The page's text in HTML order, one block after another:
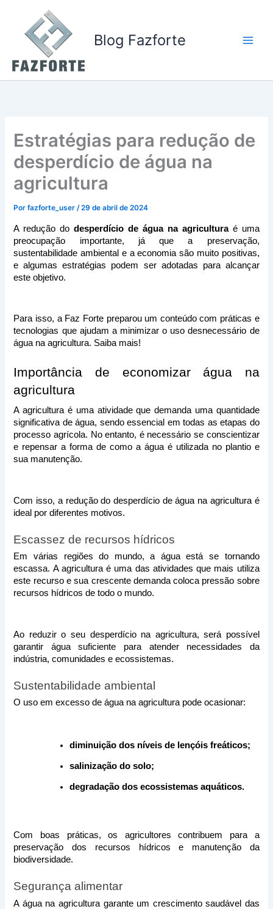
conteúdo
Blog Fazforte
Estratégias para redução de
desperdício de água na
agricultura
Porfazforte_user/29 de abril de 2024
A redução do desperdício de água na agricultura é uma
preocupação importante, já que a preservação,
sustentabilidade ambiental e a economia são muito positivas,
e algumas estratégias podem ser adotadas para alcançar
este objetivo.
Para isso, a Faz Forte preparou um conteúdo com práticas e
tecnologias que ajudam a minimizar o uso desnecessário de
água na agricultura. Saiba mais!
Importância de economizar água na
agricultura
A agricultura é uma atividade que demanda uma quantidade
significativa de água, sendo essencial em todas as etapas do
processo agrícola. No entanto, é necessário se conscientizar
e repensar a forma de como a água é utilizada no plantio e
sua manutenção.
Com isso, a redução do desperdício de água na agricultura é
ideal por diferentes motivos.
Escassez de recursos hídricos
Em várias regiões do mundo, a água está se tornando
escassa. A agricultura é uma das atividades que mais utiliza
este recurso e sua crescente demanda coloca pressão sobre
recursos hídricos de todo o mundo.
Ao reduzir o seu desperdício na agricultura, será possível
garantir água suficiente para atender necessidades da
indústria, comunidades e ecossistemas.
Sustentabilidade ambiental
O uso em excesso de água na agricultura pode ocasionar:
diminuição dos níveis de lençóis freáticos;
salinização do solo;
degradação dos ecossistemas aquáticos.
Com boas práticas, os agricultores contribuem para a
preservação dos recursos hídricos e manutenção da
biodiversidade.
Segurança alimentar
A água na agricultura garante um crescimento saudável das